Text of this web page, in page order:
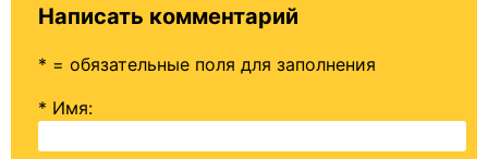
Написать комментарий
* = обязательные поля для заполнения
* Имя: